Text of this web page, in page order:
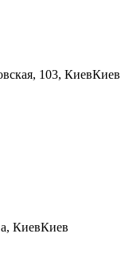
103, КиевКиев
КиевКиев